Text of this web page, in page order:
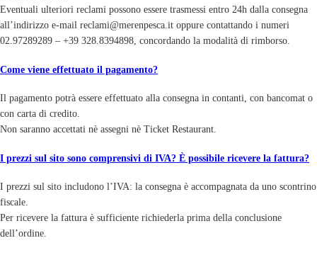
Eventuali ulteriori reclami possono essere trasmessi entro 24h dalla consegna
all’indirizzo e-mail reclami@merenpesca.it oppure contattando i numeri
02.97289289 – +39 328.8394898, concordando la modalità di rimborso.
Come viene effettuato il pagamento?
Il pagamento potrà essere effettuato alla consegna in contanti, con bancomat o
con carta di credito.
Non saranno accettati nè assegni nè Ticket Restaurant.
I prezzi sul sito sono comprensivi di IVA? È possibile ricevere la fattura?
I prezzi sul sito includono l’IVA: la consegna è accompagnata da uno scontrino
fiscale.
Per ricevere la fattura è sufficiente richiederla prima della conclusione
dell’ordine.